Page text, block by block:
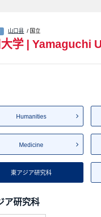
山口县 / 国立
学 | Yamaguchi
Humanities
Medicine
東アジア研究科
ア研究科